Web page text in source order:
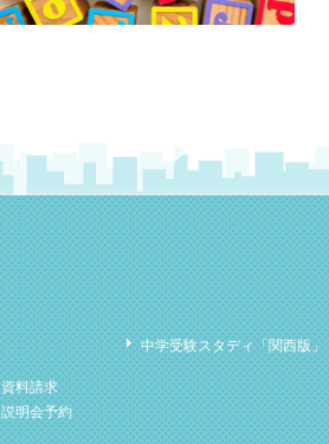
中学受験スタディ「関西版」
資料請求
説明会予約